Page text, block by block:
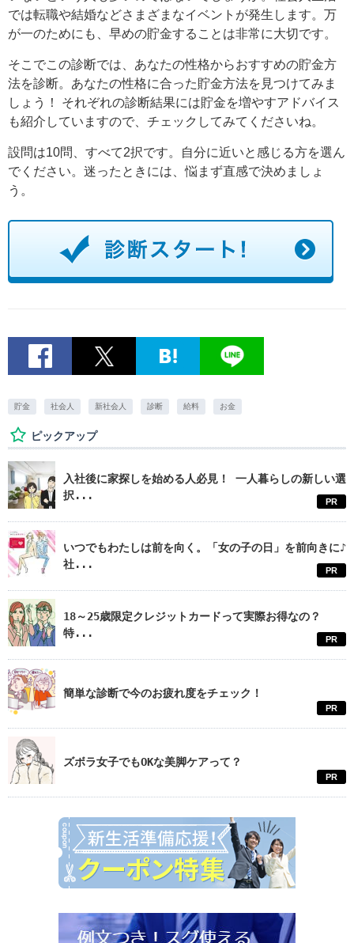
では転職や結婚などさまざまなイベントが発生します。万
が一のためにも、早めの貯金することは非常に大切です。
そこでこの診断では、あなたの性格からおすすめの貯金方
法を診断。あなたの性格に合った貯金方法を見つけてみま
しょう！ それぞれの診断結果には貯金を増やすアドバイス
も紹介していますので、チェックしてみてくださいね。
設問は10問、すべて2択です。自分に近いと感じる方を選ん
でください。迷ったときには、悩まず直感で決めましょ
う。
貯金 社会人 新社会人 診断 給料 お金
ピックアップ
入社後に家探しを始める人必見！ 一人暮らしの新しい選
択...
PR
いつでもわたしは前を向く。「女の子の日」を前向きに♪
社...
PR
18～25歳限定クレジットカードって実際お得なの？
特...
PR
簡単な診断で今のお疲れ度をチェック！
PR
ズボラ女子でもOKな美脚ケアって？
PR